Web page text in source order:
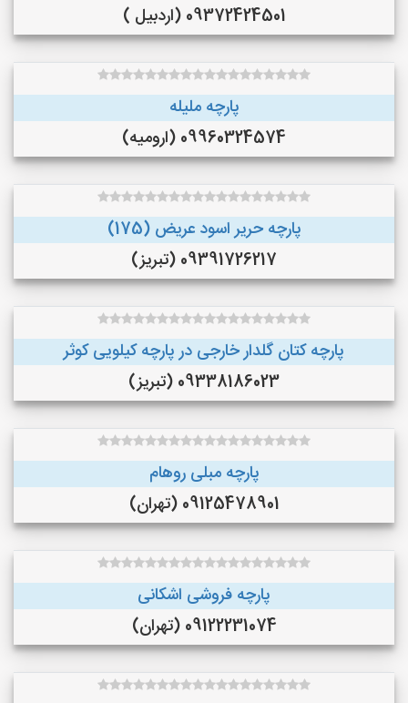
09372424501 (اردبیل )
پارچه ملیله
09960324574 (ارومیه)
پارچه حریر اسود عریض (175)
09391726217 (تبریز)
پارچه کتان گلدار خارجی در پارچه کیلویی کوثر
09338186023 (تبریز)
پارچه مبلی روهام
09125478901 (تهران)
پارچه فروشی اشکانی
09122231074 (تهران)